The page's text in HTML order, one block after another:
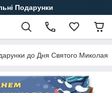
Подарунки
до Дня Святого Миколая